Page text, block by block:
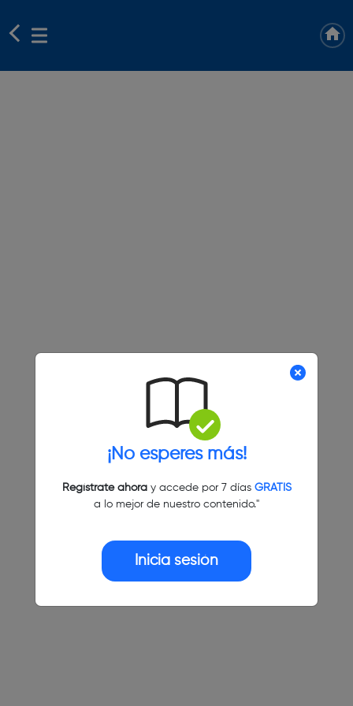
¡No esperes más!
Regístrate ahoray accede por 7 días GRATIS
a lo mejor de nuestro contenido."
Inicia sesión